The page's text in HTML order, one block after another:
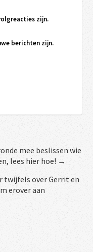
zijn.
berichten zijn.
mee beslissen wie
lees hier hoe! →
twijfels over Gerrit en
erover aan